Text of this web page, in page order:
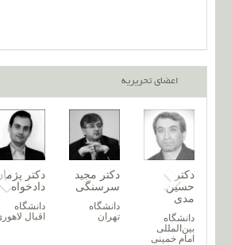
اعضای تحریریه
دکتر
دادخواه
دانشگاه
اقبال
دکتر مجید
سرسنگی
دانشگاه
تهران
دکتر
حسین
مدی
دانشگاه
بین‌المللی
امام خمینی